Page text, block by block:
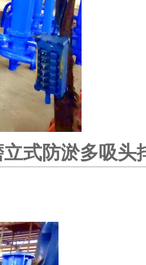
式防淤多吸头